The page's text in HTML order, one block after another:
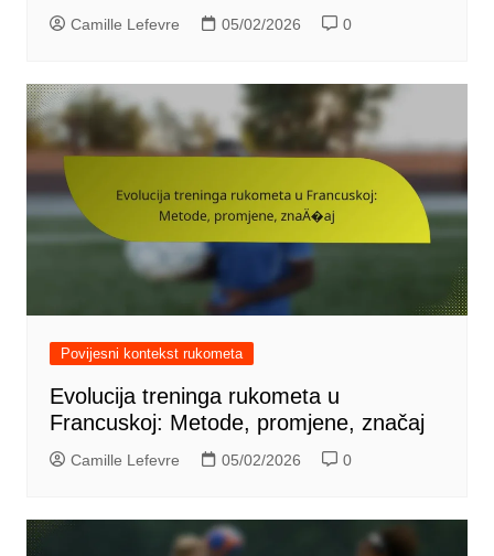
Camille Lefevre 05/02/2026 0
Povijesni kontekst rukometa
Evolucija treninga rukometa u
Francuskoj: Metode, promjene, značaj
Camille Lefevre 05/02/2026 0